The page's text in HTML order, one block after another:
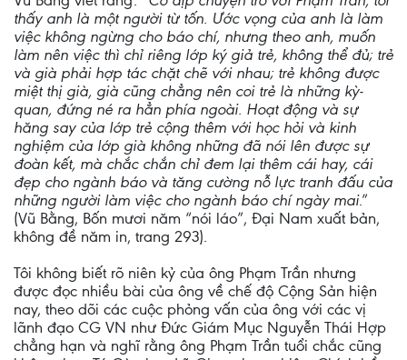
thấy anh là một người từ tốn. Ước vọng của anh là làm
việc không ngừng cho báo chí, nhưng theo anh, muốn
làm nên việc thì chỉ riêng lớp ký giả trẻ, không thể đủ; trẻ
và già phải hợp tác chặt chẽ với nhau; trẻ không được
miệt thị già, già cũng chẳng nên coi trẻ là những kỳ-
quan, đứng né ra hẳn phía ngoài. Hoạt động và sự
hăng say của lớp trẻ cộng thêm với học hỏi và kinh
nghiệm của lớp già không những đã nói lên được sự
đoàn kết, mà chắc chắn chỉ đem lại thêm cái hay, cái
đẹp cho ngành báo và tăng cường nỗ lực tranh đấu của
những người làm việc cho ngành báo chí ngày mai.”
(Vũ Bằng, Bốn mươi năm “nói láo”, Đại Nam xuất bản,
không đề năm in, trang 293).
Tôi không biết rõ niên kỷ của ông Phạm Trần nhưng
được đọc nhiều bài của ông về chế độ Cộng Sản hiện
nay, theo dõi các cuộc phỏng vấn của ông với các vị
lãnh đạo CG VN như Đức Giám Mục Nguyễn Thái Hợp
chẳng hạn và nghĩ rằng ông Phạm Trần tuổi chắc cũng